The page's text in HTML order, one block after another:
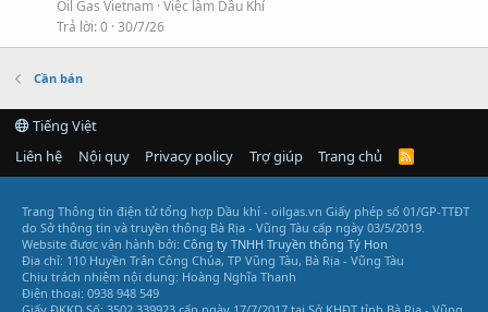
Oil Gas Vietnam Việc làm Dầu Khí
Trả lời 0 30/7/26
Cần bán
Tiếng Việt
Liên hệ
Nội quy Privacy policy Trợ giúp Trang chủ
R
Trang Thông tin điện tử tổng hợp Dầu khí - oilgas.vn Giấy phép số 01/GP-TTĐT
do Sở thông tin và truyền thông Bà Rịa - Vũng Tàu cấp ngày 03/5/2019.
Website được vận hành bởi: Công ty TNHH Truyền thông Tý Hon
Địa chỉ: 110 Huyền Trân Công Chúa, TP Vũng Tàu, Bà Rịa - Vũng Tàu
Chịu trách nhiệm nội dung: Hoàng Nghĩa Thanh
Điện thoại: 0938 948 549